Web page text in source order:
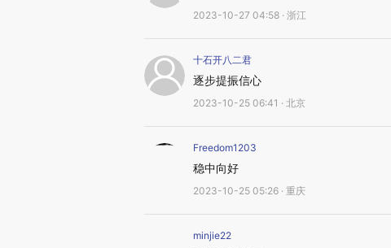
2023-10-27 04:58 · 浙江
十石开八二君
逐步提振信心
2023-10-25 06:41 · 北京
Freedom1203
稳中向好
2023-10-25 05:26 · 重庆
minjie22